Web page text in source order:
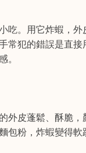
吃。用它炸蝦，
常犯的錯誤是直
。
外皮蓬鬆、酥脆
包粉，炸蝦變得